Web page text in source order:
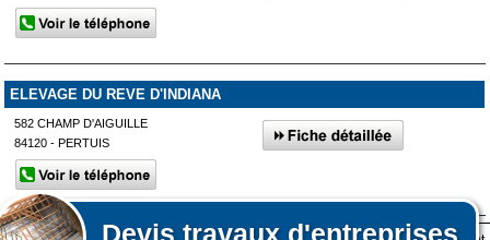
Devis travaux d'entreprises
ELEVAGE DU REVE D'INDIANA
582 CHAMP D'AIGUILLE
84120 - PERTUIS